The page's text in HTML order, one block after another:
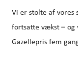
Vi er stolte af vores
fortsatte vækst – og
Gazellepris fem